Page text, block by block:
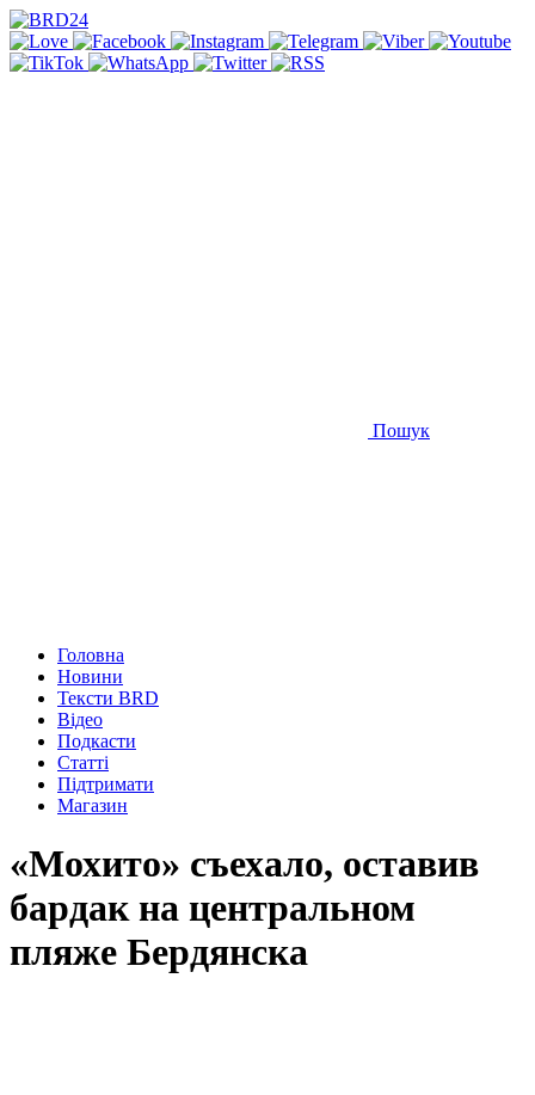
Пошук
Головна
Новини
Тексти BRD
Відео
Подкасти
Статті
Підтримати
Магазин
«Мохито» съехало, оставив
бардак на центральном
пляже Бердянска